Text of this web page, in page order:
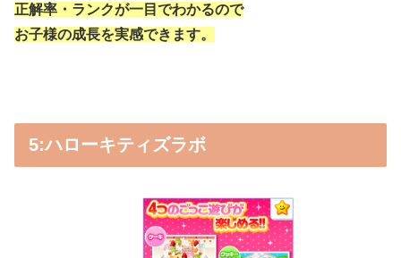
正解率・ランクが一目でわかるので
お子様の成長を実感できます。
5:ハローキティズラボ